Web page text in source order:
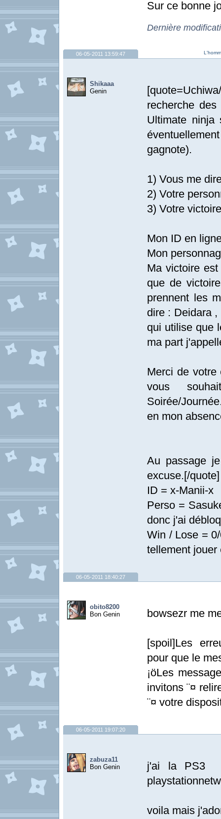
Sur ce bonne
Dernière
06-05-2011 13:59:47
Shikaaa
Genin
recherche
Ultimate
gagnote).
1) Vous me
2) Votre
3) Votre
Mon ID en
Mon
Ma victoire
que de
prennent les
dire : Deidara
qui utilise que
ma part
Merci de
vous
Soirée/
en mon
Au passage
excuse.[/quote]
ID = x-Manii-x
Perso =
donc j'ai
Win / Lose =
tellement jouer
06-05-2011 18:40:27
obito8200
Bon Genin
bowsezr me
[spoil]Les
pour que le
¡öLes
invitons ¨¤
¨¤ votre
06-05-2011 19:07:20
zabuza11
Bon Genin
j'ai la PS3
voila mais